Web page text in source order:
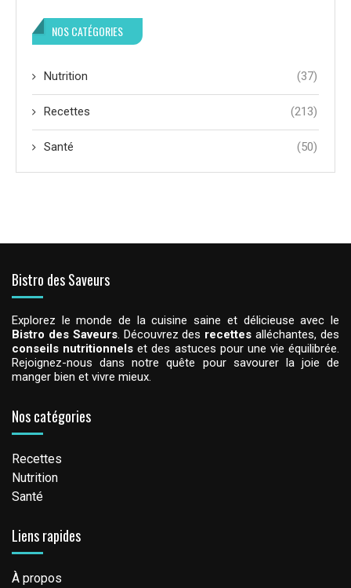
NOS CATÉGORIES
Nutrition (37)
Recettes (213)
Santé (50)
Bistro des Saveurs
Explorez le monde de la cuisine saine et délicieuse avec le
Bistro des Saveurs. Découvrez des recettes alléchantes, des
conseils nutritionnels et des astuces pour une vie équilibrée.
Rejoignez-nous dans notre quête pour savourer la joie de
manger bien et vivre mieux.
Nos catégories
Recettes
Nutrition
Santé
Liens rapides
À propos